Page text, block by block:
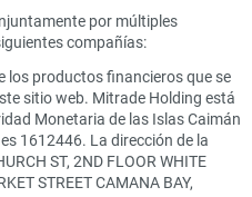
por múltiples
compañías:
los productos financieros que se
sitio web. Mitrade Holding está
Monetaria de las Islas Caimán
1612446. La dirección de la
ST, 2ND FLOOR WHITE
STREET CAMANA BAY,